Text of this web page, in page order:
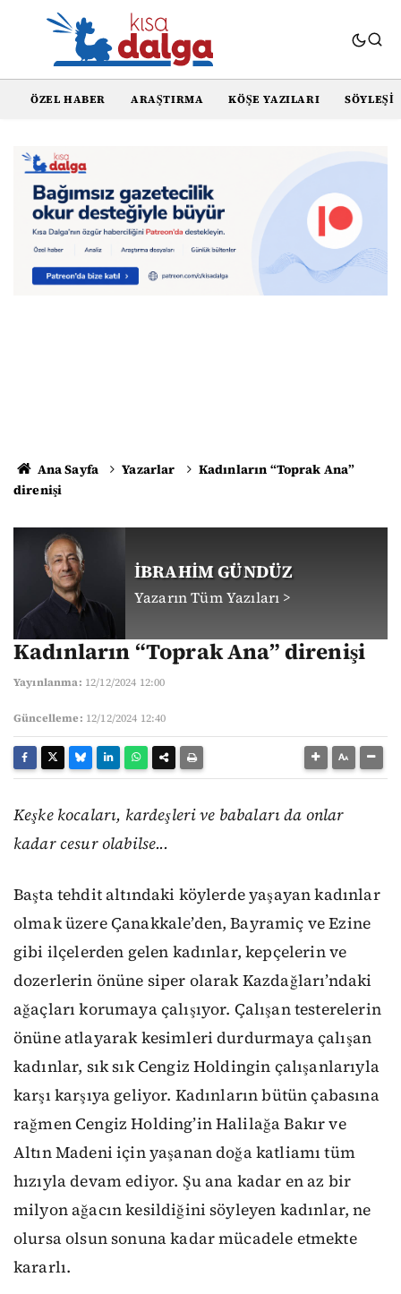
ÖZEL HABER ARAŞTIRMA KÖŞE YAZILARI SÖYLEŞI
Ana Sayfa Yazarlar
Kadınların “Toprak Ana”
direnişi
İBRAHİM GÜNDÜZ
Yazarın Tüm Yazıları >
Kadınların “Toprak Ana” direnişi
Yayınlanma: 12/12/2024 12:00
Güncelleme: 12/12/2024 12:40
Keşke kocaları, kardeşleri ve babaları da onlar
kadar cesur olabilse...
Başta tehdit altındaki köylerde yaşayan kadınlar
olmak üzere Çanakkale’den, Bayramiç ve Ezine
gibi ilçelerden gelen kadınlar, kepçelerin ve
dozerlerin önüne siper olarak Kazdağları’ndaki
ağaçları korumaya çalışıyor. Çalışan testerelerin
önüne atlayarak kesimleri durdurmaya çalışan
kadınlar, sık sık Cengiz Holdingin çalışanlarıyla
karşı karşıya geliyor. Kadınların bütün çabasına
rağmen Cengiz Holding’in Halilağa Bakır ve
Altın Madeni için yaşanan doğa katliamı tüm
hızıyla devam ediyor. Şu ana kadar en az bir
milyon ağacın kesildiğini söyleyen kadınlar, ne
olursa olsun sonuna kadar mücadele etmekte
kararlı.